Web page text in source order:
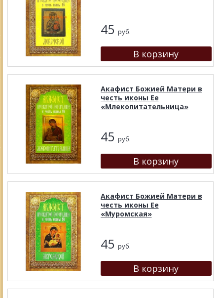
45 руб.
Акафист Божией Матери в
честь иконы Ее
«Млекопитательница»
45 руб.
Акафист Божией Матери в
честь иконы Ее
«Муромская»
45 руб.